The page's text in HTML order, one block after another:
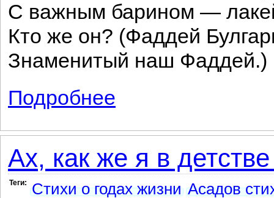
С важным барином —
Кто же он? (Фаддей
Знаменитый наш Фаддей.)
Подробнее
Ах, как же я в
Теги: Стихи о годах жизни Асадов